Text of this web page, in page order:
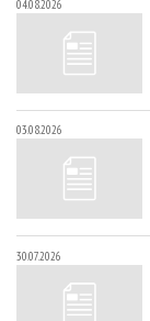
04.08.2026
03.08.2026
30.07.2026